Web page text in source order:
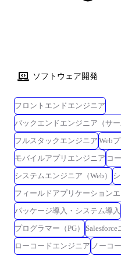
ソフトウェア開発
フロントエンドエンジニア
バックエンドエンジニア（サ
フルスタックエンジニア Web
モバイルアプリエンジニア コ
システムエンジニア（Web）
フィールドアプリケーションエ
パッケージ導入・システム導入
プログラマー（PG）
ローコードエンジニア ノーコ